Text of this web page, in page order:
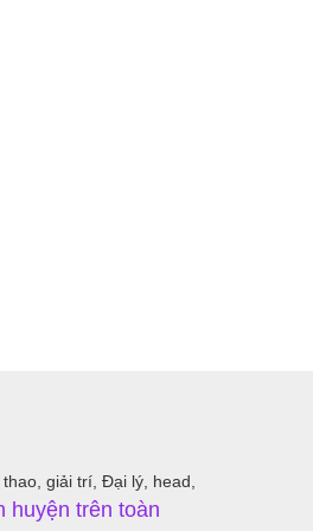
giải trí, Đại lý, head,
huyện trên toàn